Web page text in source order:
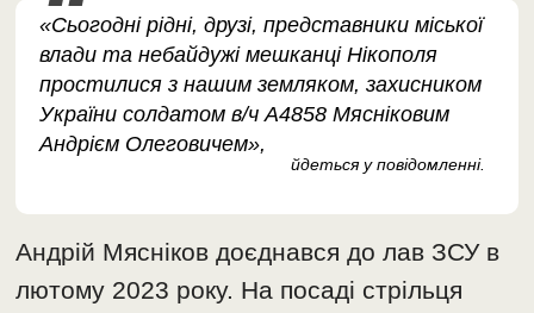
«Сьогодні рідні, друзі, представники міської
влади та небайдужі мешканці Нікополя
простилися з нашим земляком, захисником
України солдатом в/ч А4858 Мясніковим
Андрієм Олеговичем»,
йдеться у повідомленні.
Андрій Мясніков доєднався до лав ЗСУ в
лютому 2023 року. На посаді стрільця